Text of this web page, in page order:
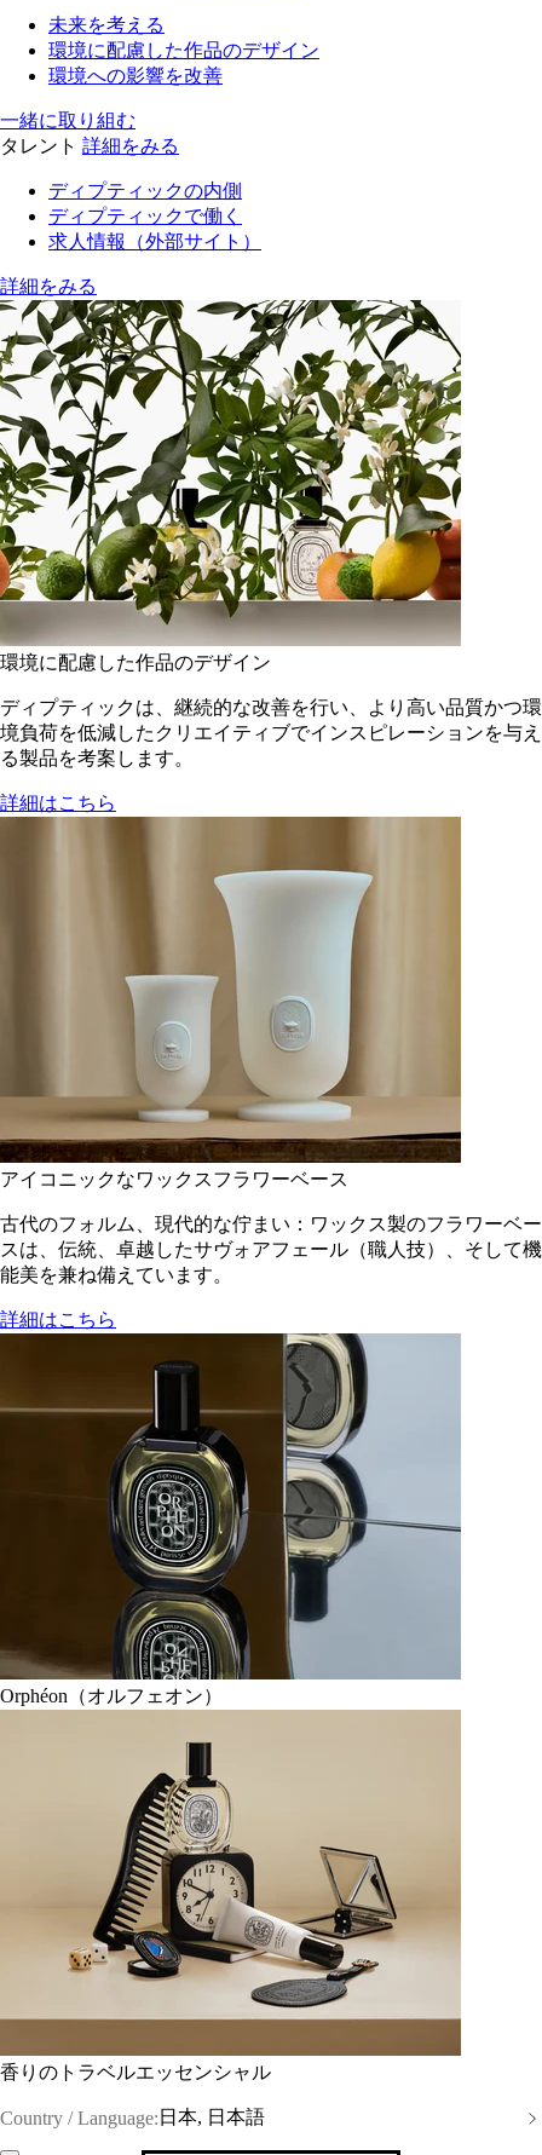
未来を考える
環境に配慮した作品のデザイン
環境への影響を改善
一緒に取り組む
タレント 詳細をみる
ディプティックの内側
ディプティックで働く
求人情報（外部サイト）
詳細をみる
環境に配慮した作品のデザイン
ディプティックは、継続的な改善を行い、より高い品質かつ環
境負荷を低減した​クリエイティブでインスピレーションを与え
る製品を考案します。
詳細はこちら
アイコニックなワックスフラワーベース
古代のフォルム、現代的な佇まい：ワックス製のフラワーベー
スは、伝統、卓越したサヴォアフェール（職人技）、そして機
能美を兼ね備えています。
詳細はこちら
Orphéon（オルフェオン）
香りのトラベルエッセンシャル
Country / Language: 日本, 日本語